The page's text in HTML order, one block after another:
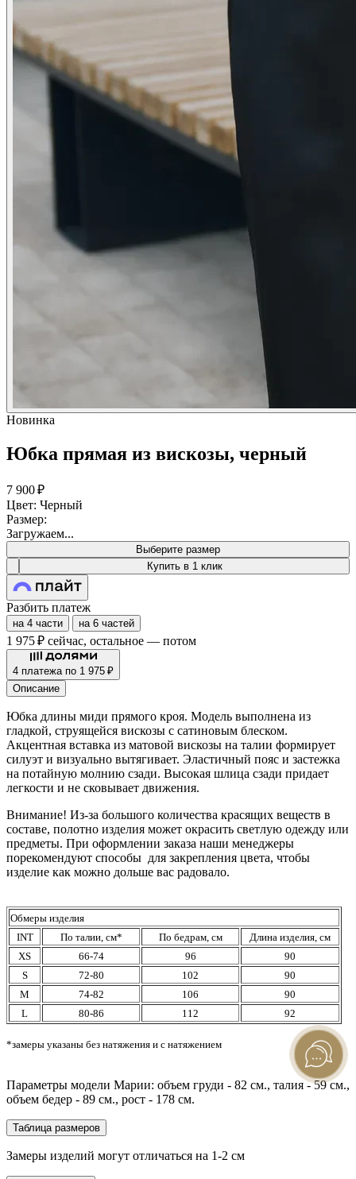
Новинка
Юбка прямая из вискозы, черный
7 900 ₽
Цвет: Черный
Размер:
Загружаем...
Выберите размер
Купить в 1 клик
Разбить платеж
на 4 части на 6 частей
1 975 ₽ сейчас, остальное — потом
4 платежа по 1 975 ₽
Описание
Юбка длины миди прямого кроя. Модель выполнена из
гладкой, струящейся вискозы с сатиновым блеском.
Акцентная вставка из матовой вискозы на талии формирует
силуэт и визуально вытягивает. Эластичный пояс и застежка
на потайную молнию сзади. Высокая шлица сзади придает
легкости и не сковывает движения.
Внимание! Из-за большого количества красящих веществ в
составе, полотно изделия может окрасить светлую одежду или
предметы. При оформлении заказа наши менеджеры
порекомендуют способы для закрепления цвета, чтобы
изделие как можно дольше вас радовало.
Обмеры изделия
INT
По талии, см* По бедрам, см
Длина изделия, см
XS
66-74 96
90
S
72-80 102
90
M
74-82 106
90
L
80-86 112 92
*замеры указаны без натяжения и с натяжением
Параметры модели Марии: объем груди - 82 см., талия - 59 см.,
объем бедер - 89 см., рост - 178 см.
Таблица размеров
Замеры изделий могут отличаться на 1-2 см